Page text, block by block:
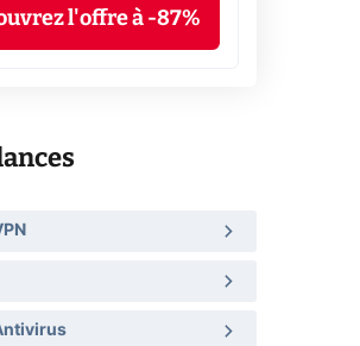
l'offre à -87%